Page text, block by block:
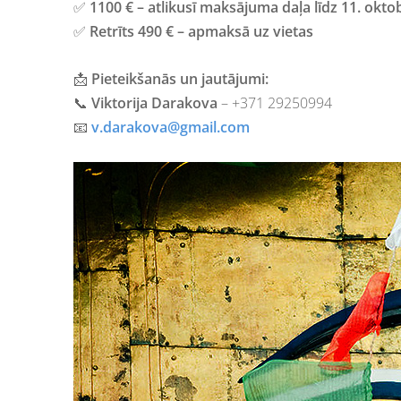
✅ 1100 € – atlikusī maksājuma daļa līdz 11.
✅ Retrīts 490 € – apmaksā uz vietas
📩 Pieteikšanās un jautājumi:
📞 Viktorija Darakova – +371 29250994
📧 v.darakova@gmail.com